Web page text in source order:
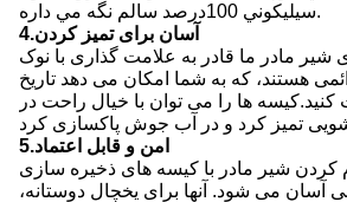
سيليکوني 100درصد سالم نگه مي داره.
4.آسان برای تمیز کردن
شیر مادر ما قادر به علامت گذاری با نوک
هستند، که به شما امکان می دهد تاریخ
کنید.کیسه ها را می توان با خیال راحت در
5.امن و قابل اعتماد
کردن شیر مادر با کیسه های ذخیره سازی
آسان می شود. آنها برای یخچال دوستانه،